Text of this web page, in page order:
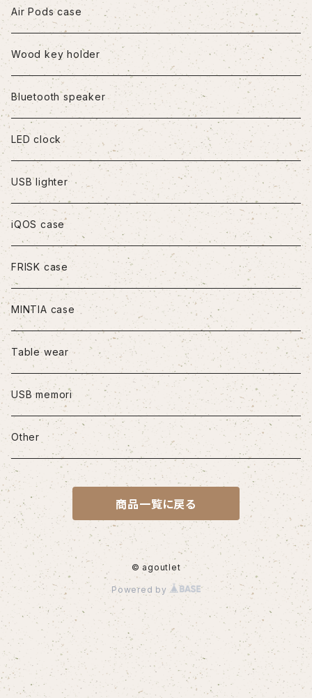
iPhone7/8/SE2
iPhone8Plus
iPhoneX/XS
iPhoneXR
iPhoneXS Max
iPhone11
iPhone11Pro
iPhone11Pro Max
iPhone12/12Pro
iPhone12mini
iPhone12Pro Max
iPhone13
iPhone13Pro
iPhone13Pro Max
iPhone14
iPhone14Pro
iPhone14Plus
Air Pods case
Wood key holder
Bluetooth speaker
LED clock
USB lighter
iQOS case
FRISK case
MINTIA case
Table wear
USB memori
Other
商品一覧に戻る
© agoutlet
Powered by